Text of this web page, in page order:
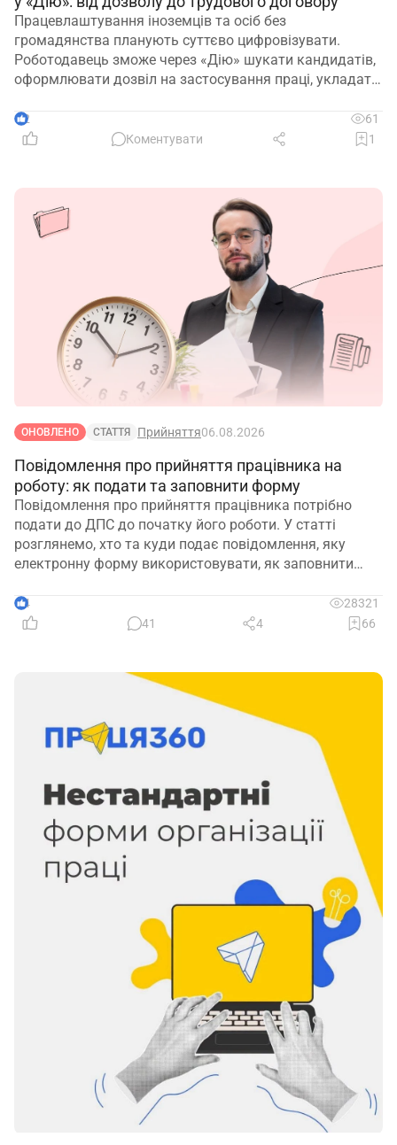
Працевлаштування іноземців та осіб без
громадянства планують суттєво цифровізувати.
Роботодавець зможе через «Дію» шукати кандидатів,
оформлювати дозвіл на застосування праці, укладати
роботу
2
61
Коментувати
1
ОНОВЛЕНО СТАТТЯ Прийняття06.08.2026
Повідомлення про прийняття працівника на
роботу: як подати та заповнити форму
Повідомлення про прийняття працівника потрібно
подати до ДПС до початку його роботи. У статті
розглянемо, хто та куди подає повідомлення, яку
електронну форму використовувати, як заповнити
несвоєчасного подання
4
28321
41
4 66